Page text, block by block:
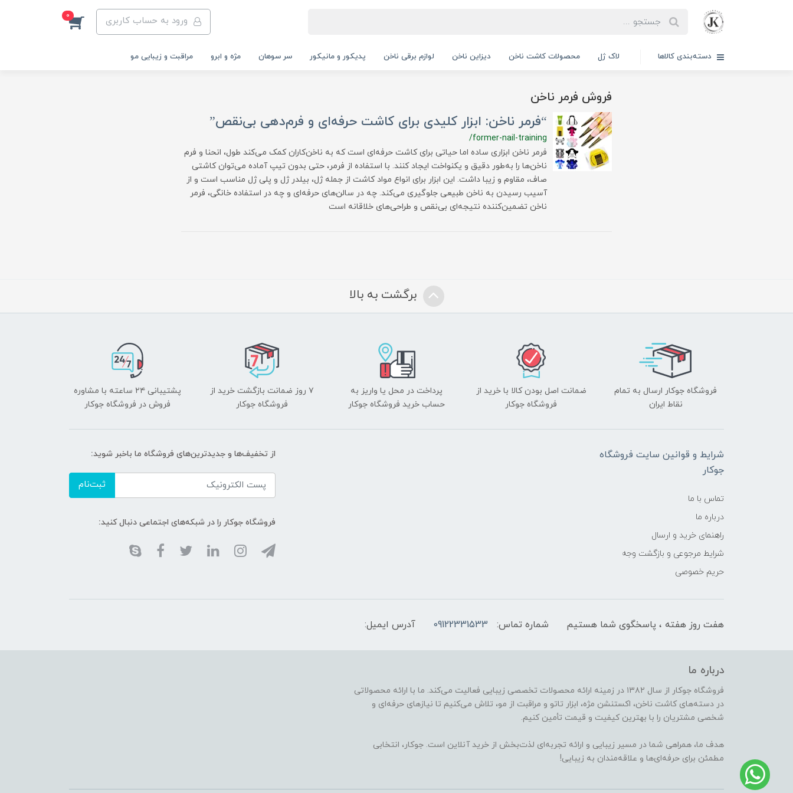
ورود به حساب کاربری 0
دسته‌بندی کالاها لاک ژل محصولات کاشت ناخن دیزاین ناخن لوازم برقی ناخن پدیکور و مانیکور سر سوهان مژه و ابرو مراقبت و زیبایی مو
فروش فرمر ناخن
“فرمر ناخن: ابزار کلیدی برای کاشت حرفه‌ای و فرم‌دهی بی‌نقص”
/former-nail-training
فرمر ناخن ابزاری ساده اما حیاتی برای کاشت حرفه‌ای است که به ناخن‌کاران کمک می‌کند طول، انحنا و فرم
ناخن‌ها را به‌طور دقیق و یکنواخت ایجاد کنند. با استفاده از فرمر، حتی بدون تیپ آماده می‌توان کاشتی
صاف، مقاوم و زیبا داشت. این ابزار برای انواع مواد کاشت از جمله ژل، بیلدر ژل و پلی ژل مناسب است و از
آسیب رسیدن به ناخن طبیعی جلوگیری می‌کند. چه در سالن‌های حرفه‌ای و چه در استفاده خانگی، فرمر
ناخن تضمین‌کننده نتیجه‌ای بی‌نقص و طراحی‌های خلاقانه است
برگشت به بالا
فروشگاه جوکار ارسال به تمام
نقاط ایران
ضمانت اصل بودن کالا با خرید از
فروشگاه جوکار
پرداخت در محل یا واریز به
حساب خرید فروشگاه جوکار
۷ روز ضمانت بازگشت خرید از
فروشگاه جوکار
پشتیبانی ۲۴ ساعته با مشاوره
فروش در فروشگاه جوکار
شرایط و قوانین سایت فروشگاه
جوکار
تماس با ما
درباره ما
راهنمای خرید و ارسال
شرایط مرجوعی و بازگشت وجه
حریم خصوصی
از تخفیف‌ها و جدیدترین‌های فروشگاه ما باخبر شوید:
ثبت‌نام
فروشگاه جوکار را در شبکه‌های اجتماعی دنبال کنید:
هفت روز هفته ، پاسخگوی شما هستیم شماره تماس: 09122331533 آدرس ایمیل:
درباره ما
فروشگاه جوکار از سال ۱۳۸۲ در زمینه ارائه محصولات تخصصی زیبایی فعالیت می‌کند. ما با ارائه محصولاتی
در دسته‌های کاشت ناخن، اکستنشن مژه، ابزار تاتو و مراقبت از مو، تلاش می‌کنیم تا نیازهای حرفه‌ای و
شخصی مشتریان را با بهترین کیفیت و قیمت تأمین کنیم.
هدف ما، همراهی شما در مسیر زیبایی و ارائه تجربه‌ای لذت‌بخش از خرید آنلاین است. جوکار، انتخابی
مطمئن برای حرفه‌ای‌ها و علاقه‌مندان به زیبایی!